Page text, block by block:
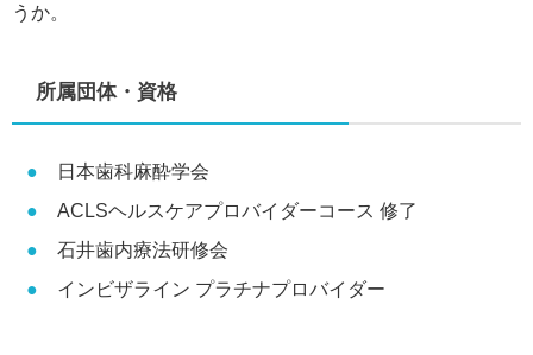
うか。
所属団体・資格
日本歯科麻酔学会
ACLSヘルスケアプロバイダーコース 修了
石井歯内療法研修会
インビザライン プラチナプロバイダー